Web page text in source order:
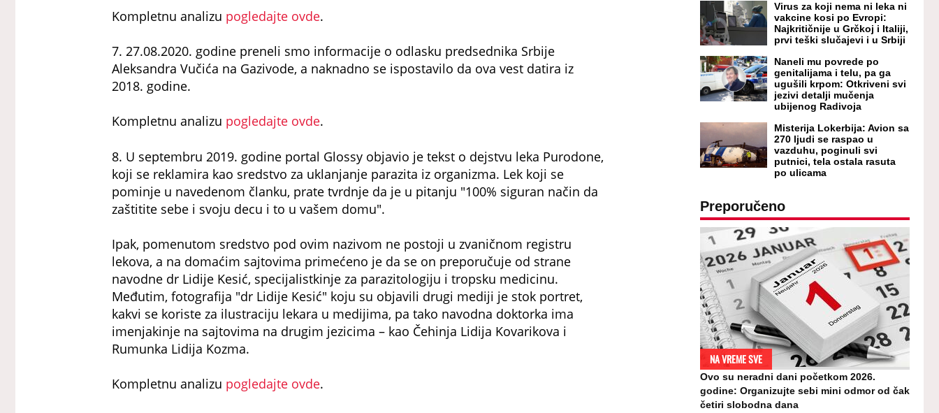
Kompletnu analizu pogledajte ovde.
7. 27.08.2020. godine preneli smo informacije o odlasku predsednika Srbije
Aleksandra Vučića na Gazivode, a naknadno se ispostavilo da ova vest datira iz
2018. godine.
Kompletnu analizu pogledajte ovde.
8. U septembru 2019. godine portal Glossy objavio je tekst o dejstvu leka Purodone,
koji se reklamira kao sredstvo za uklanjanje parazita iz organizma. Lek koji se
pominje u navedenom članku, prate tvrdnje da je u pitanju "100% siguran način da
zaštitite sebe i svoju decu i to u vašem domu".
Ipak, pomenutom sredstvo pod ovim nazivom ne postoji u zvaničnom registru
lekova, a na domaćim sajtovima primećeno je da se on preporučuje od strane
navodne dr Lidije Kesić, specijalistkinje za parazitologiju i tropsku medicinu.
Međutim, fotografija "dr Lidije Kesić" koju su objavili drugi mediji je stok portret,
kakvi se koriste za ilustraciju lekara u medijima, pa tako navodna doktorka ima
imenjakinje na sajtovima na drugim jezicima – kao Čehinja Lidija Kovarikova i
Rumunka Lidija Kozma.
Kompletnu analizu pogledajte ovde.
Virus za koji nema ni leka ni
vakcine kosi po Evropi:
Najkritičnije u Grčkoj i Italiji,
prvi teški slučajevi i u Srbiji
Naneli mu povrede po
genitalijama i telu, pa ga
ugušili krpom: Otkriveni svi
jezivi detalji mučenja
ubijenog Radivoja
Misterija Lokerbija: Avion sa
270 ljudi se raspao u
vazduhu, poginuli svi
putnici, tela ostala rasuta
po ulicama
Preporučeno
NA VREME SVE
Ovo su neradni dani početkom 2026.
godine: Organizujte sebi mini odmor od čak
četiri slobodna dana